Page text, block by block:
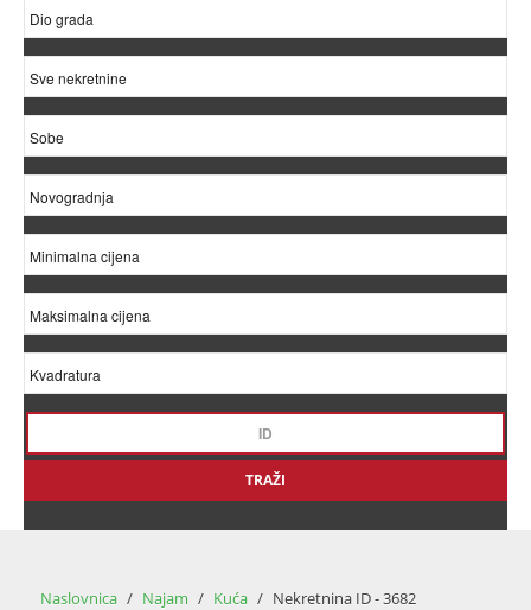
TRAŽI
Naslovnica / Najam / Kuća / Nekretnina ID - 3682